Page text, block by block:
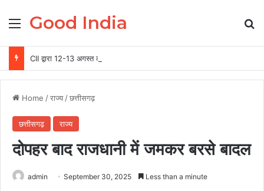
Menu
Good India
Home /राज्य /छत्तीसगढ़
छत्तीसगढ़ राज्य
दोपहर बाद राजधानी में जमकर बरसे बादल
admin September 30, 2025 Less than a minute